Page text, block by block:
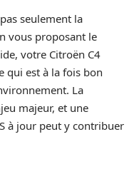
seulement la
vous proposant le
votre Citroën C4
qui est à la fois bon
La
majeur, et une
à jour peut y contribuer